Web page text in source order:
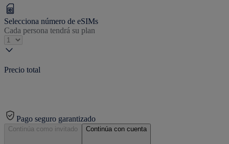
Selecciona número de eSIMs
Cada persona tendrá su plan
Precio total
Pago seguro garantizado
Continúa como invitado Continúa con cuenta